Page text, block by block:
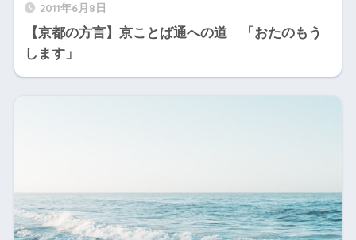
2011年6月8日
【京都の方言】京ことば通への道 「おたのもう
します」